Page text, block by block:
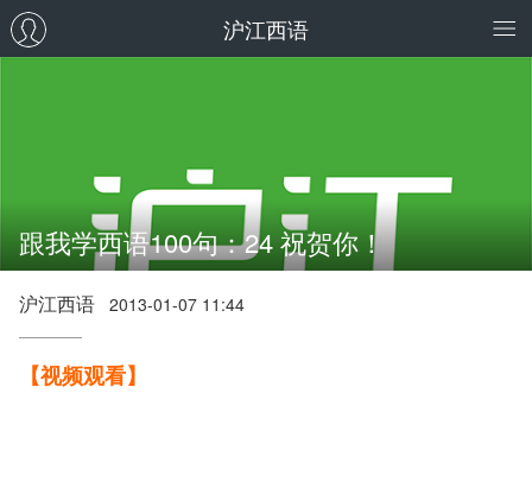
沪江西语
跟我学西语100句：24 祝贺你！
沪江西语 2013-01-07 11:44
【视频观看】